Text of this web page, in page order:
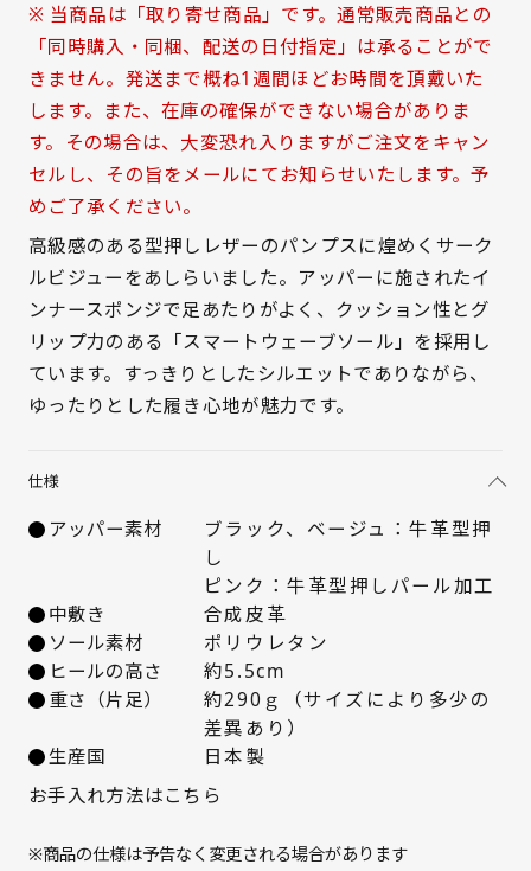
サイズを選択してください
21.5cm △ 概ね１週間後に発送
22cm △ 概ね１週間後に発送
× 在庫なし
24cm △ 概ね１週間後に発送
24.5cm △ 概ね１週間後に発送
25cm △ 概ね１週間後に発送
※ 当商品は「取り寄せ商品」です。通常販売商品との
「同時購入・同梱、配送の日付指定」は承ることがで
きません。発送まで概ね1週間ほどお時間を頂戴いた
します。また、在庫の確保ができない場合がありま
す。その場合は、大変恐れ入りますがご注文をキャン
セルし、その旨をメールにてお知らせいたします。予
めご了承ください。
高級感のある型押しレザーのパンプスに煌めくサーク
ルビジューをあしらいました。アッパーに施されたイ
ンナースポンジで足あたりがよく、クッション性とグ
リップ力のある「スマートウェーブソール」を採用し
ています。すっきりとしたシルエットでありながら、
ゆったりとした履き心地が魅力です。
仕様
アッパー素材
ブラック、ベージュ：牛革型押
し
ピンク：牛革型押しパール加工
中敷き
合成皮革
ソール素材
ポリウレタン
ヒールの高さ
約5.5cm
重さ（片足）
約290ｇ（サイズにより多少の
差異あり）
生産国
日本製
お手入れ方法はこちら
※商品の仕様は予告なく変更される場合があります